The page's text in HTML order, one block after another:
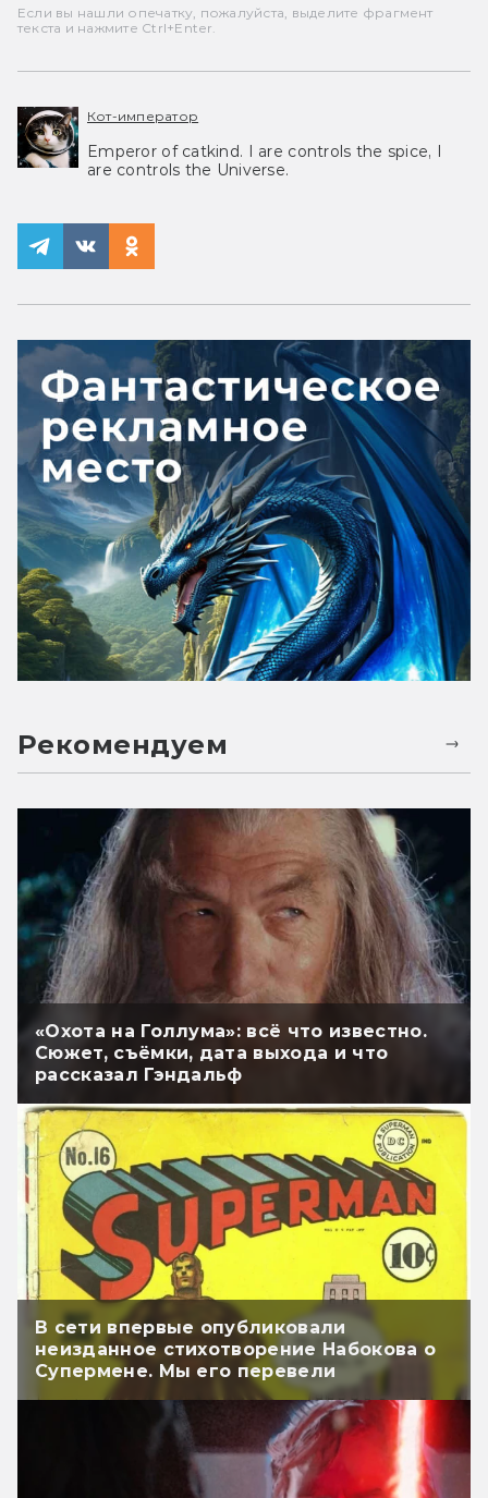
Если вы нашли опечатку, пожалуйста, выделите фрагмент
текста и нажмите Ctrl+Enter.
Кот-император
Emperor of catkind. I are controls the spice, I
are controls the Universe.
Рекомендуем
«Охота на Голлума»: всё что известно.
Сюжет, съёмки, дата выхода и что
рассказал Гэндальф
В сети впервые опубликовали
неизданное стихотворение Набокова о
Супермене. Мы его перевели